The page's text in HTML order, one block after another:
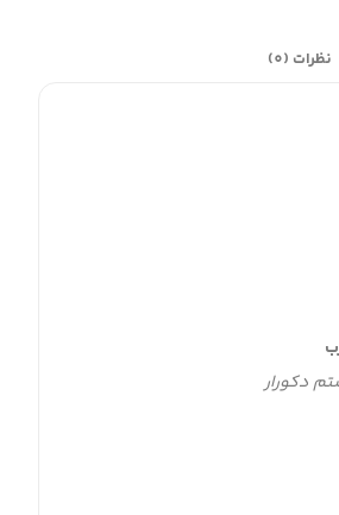
نظرات (0)
دکورار